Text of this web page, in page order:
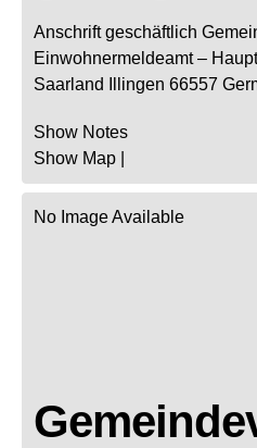
Anschrift geschäftlich
Einwohnermeldeamt –
Saarland
Illingen 66557
Show Notes
Show Map
No Image Available